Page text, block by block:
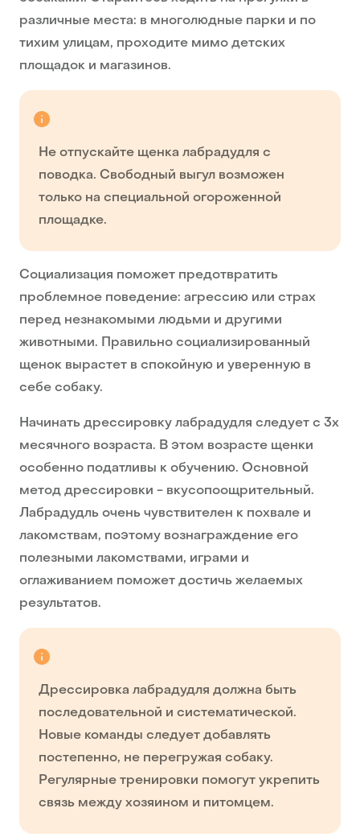
различные места: в многолюдные парки и по
тихим улицам, проходите мимо детских
площадок и магазинов.
Не отпускайте щенка лабрадудля с
поводка. Свободный выгул возможен
только на специальной огороженной
площадке.
Социализация поможет предотвратить
проблемное поведение: агрессию или страх
перед незнакомыми людьми и другими
животными. Правильно социализированный
щенок вырастет в спокойную и уверенную в
себе собаку.
Начинать дрессировку лабрадудля следует с 3х
месячного возраста. В этом возрасте щенки
особенно податливы к обучению. Основной
метод дрессировки - вкусопоощрительный.
Лабрадудль очень чувствителен к похвале и
лакомствам, поэтому вознаграждение его
полезными лакомствами, играми и
оглаживанием поможет достичь желаемых
результатов.
Дрессировка лабрадудля должна быть
последовательной и систематической.
Новые команды следует добавлять
постепенно, не перегружая собаку.
Регулярные тренировки помогут укрепить
связь между хозяином и питомцем.